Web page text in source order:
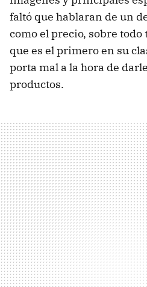
faltó que hablaran de un
como el precio, sobre
que es el primero en su
porta mal a la hora de
productos.